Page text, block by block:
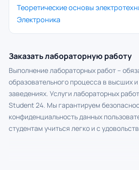
Теоретические основы
Электроника
Заказать лабораторную работу
Выполнение лабораторных работ –
образовательного процесса в высших
заведениях. Услуги лабораторных
Student 24. Мы гарантируем
конфиденциальность данных
студентам учиться легко и с